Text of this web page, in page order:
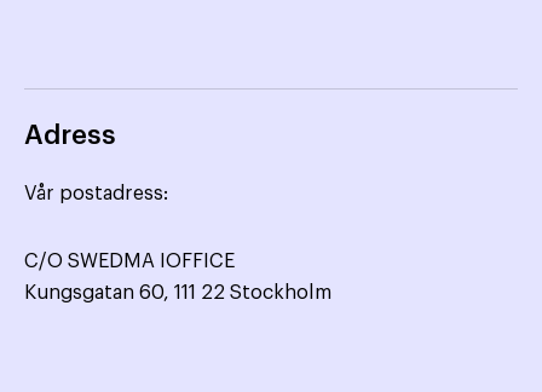
Adress
Vår postadress:
C/O SWEDMA IOFFICE
Kungsgatan 60, 111 22 Stockholm